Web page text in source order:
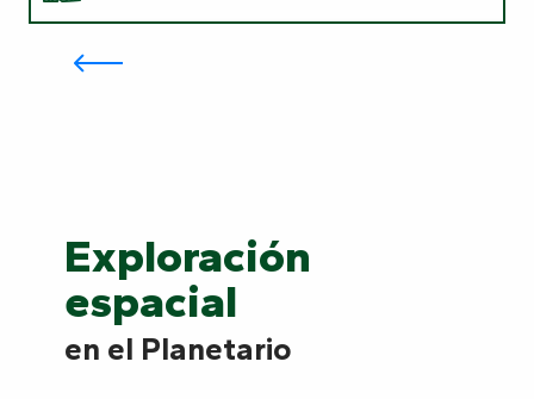
Guardianes de la naturaleza
Nuevos
Embárquese en un viaje al
Guardianes
Cuentacuentos
Exploración
espacial
en el Planetario